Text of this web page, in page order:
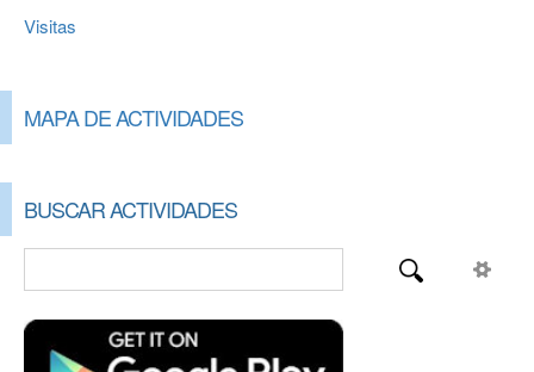
Visitas
MAPA DE ACTIVIDADES
BUSCAR ACTIVIDADES